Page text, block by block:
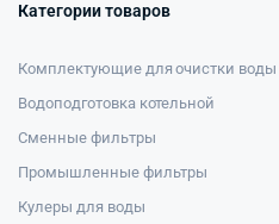
Категории товаров
Комплектующие для очистки воды
Водоподготовка котельной
Сменные фильтры
Промышленные фильтры
Кулеры для воды